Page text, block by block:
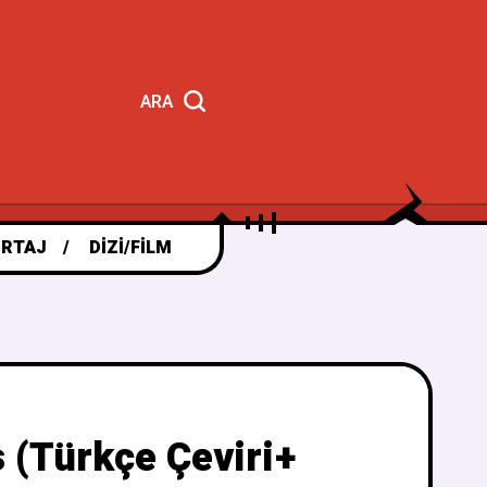
ARA
DIZI/FILM
(Türkçe Çeviri+